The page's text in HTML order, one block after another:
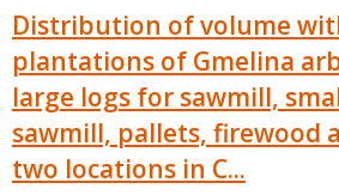
Distribution of volume
plantations of Gmelina
large logs for sawmill,
sawmill, pallets, firewood
two locations in C...